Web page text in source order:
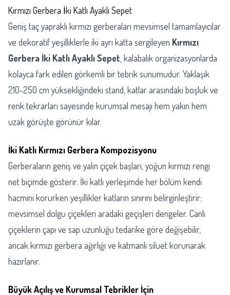
Kırmızı Gerbera İki Katlı Ayaklı Sepet
Geniş taç yapraklı kırmızı gerberaları mevsimsel tamamlayıcılar
ve dekoratif yeşilliklerle iki ayrı katta sergileyen Kırmızı
Gerbera İki Katlı Ayaklı Sepet , kalabalık organizasyonlarda
kolayca fark edilen görkemli bir tebrik sunumudur. Yaklaşık
210-250 cm yüksekliğindeki stand, katlar arasındaki boşluk ve
renk tekrarları sayesinde kurumsal mesajı hem yakın hem
uzak görüşte görünür kılar.
İki Katlı Kırmızı Gerbera Kompozisyonu
Gerberaların geniş ve yalın çiçek başları, yoğun kırmızı rengi
net biçimde gösterir. İki katlı yerleşimde her bölüm kendi
hacmini korurken yeşillikler katların sınırını belirginleştirir;
mevsimsel dolgu çiçekleri aradaki geçişleri dengeler. Canlı
çiçeklerin çapı ve sap uzunluğu tedarike göre değişebilir,
ancak kırmızı gerbera ağırlığı ve katmanlı siluet korunarak
hazırlanır.
Büyük Açılış ve Kurumsal Tebrikler İçin